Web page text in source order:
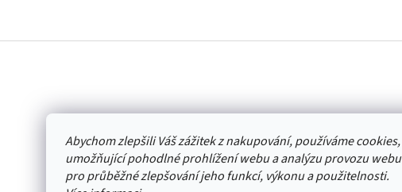
Abychom zlepšili Váš zážitek z nakupování, používáme cookies,
umožňující pohodlné prohlížení webu a analýzu provozu webu
pro průběžné zlepšování jeho funkcí, výkonu a použitelnosti.